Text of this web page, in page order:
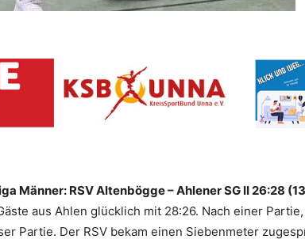
Männer: RSV Altenbögge – Ahlener SG II 26:28
aus Ahlen glücklich mit 28:26. Nach einer
Partie. Der RSV bekam einen Siebenmeter